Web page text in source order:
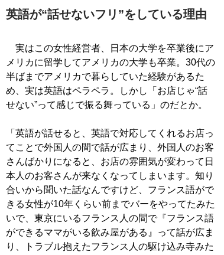
英語が“話せないフリ”をしている理由
実はこの女性経営者、日本の大学を卒業後にア
メリカに留学してアメリカの大学も卒業。30代の
半ばまでアメリカで暮らしていた経験があるた
め、実は英語はペラペラ。しかし「お店じゃ“話
せない”って感じで振る舞っている」のだとか。
「英語が話せると、英語で対応してくれるお店っ
てことで外国人の間で話が広まり、外国人のお客
さんばかりになると、お店の雰囲気が変わって日
本人のお客さんが来なくなってしまいます。知り
合いから聞いた話なんですけど、フランス語がで
きる女性が10年くらい前までバーをやってたみた
いで、東京にいるフランス人の間で『フランス語
ができるママがいる飲み屋がある』って話が広ま
り、トラブル抱えたフランス人の駆け込み寺みた